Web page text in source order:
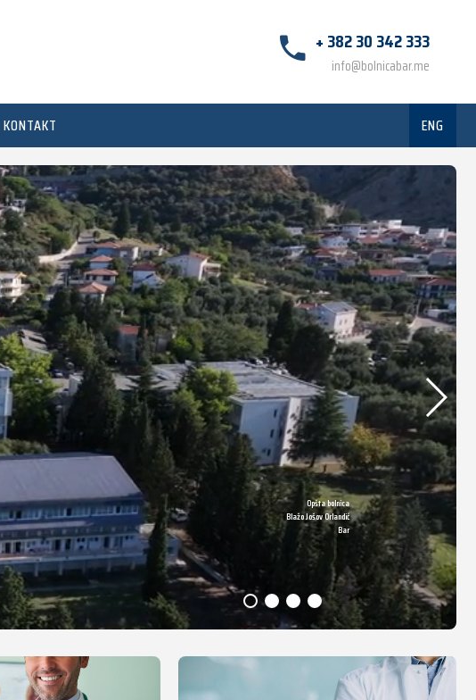
+ 382 30 342 333
info@bolnicabar.me
KONTAKT ENG
Opšta bolnica
Blažo Jošov Orlandić
Bar
DETALJNIJE